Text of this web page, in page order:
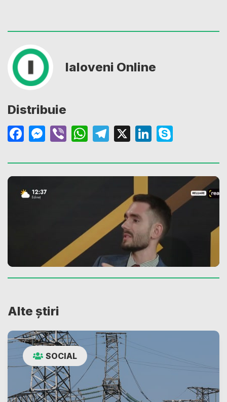
Ialoveni Online
Distribuie
Facebook
Messenger
ViberWhatsApp
Telegram
X LinkedIn
Alte știri
SOCIAL